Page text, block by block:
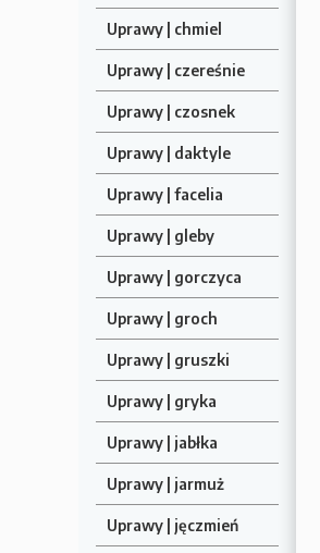
Uprawy | chmiel
Uprawy | czereśnie
Uprawy | czosnek
Uprawy | daktyle
Uprawy | facelia
Uprawy | gleby
Uprawy | gorczyca
Uprawy | groch
Uprawy | gruszki
Uprawy | gryka
Uprawy | jabłka
Uprawy | jarmuż
Uprawy | jęczmień